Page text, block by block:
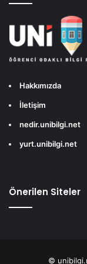
Hakkımızda
İletişim
nedir.unibilgi.net
yurt.unibilgi.net
Önerilen Siteler
©